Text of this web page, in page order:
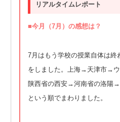
リアルタイムレポート
■今月 （7月 ）の感想は？
7月はもう学校の授業自体は終
をしました。上海→天津市→
陕西省の西安→河南省の洛陽
という順でまわりました。